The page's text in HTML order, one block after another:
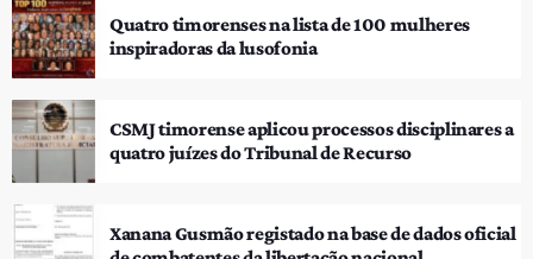
Quatro timorenses na lista de 100 mulheres
inspiradoras da lusofonia
CSMJ timorense aplicou processos disciplinares a
quatro juízes do Tribunal de Recurso
Xanana Gusmão registado na base de dados oficial